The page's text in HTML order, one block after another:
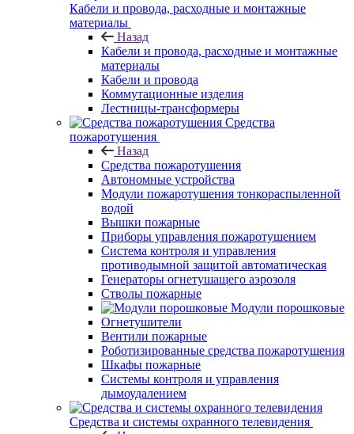
Кабели и провода, расходные и монтажные
материалы
Назад
Кабели и провода, расходные и монтажные
материалы
Кабели и провода
Коммутационные изделия
Лестницы-трансформеры
Средства
пожаротушения
Назад
Средства пожаротушения
Автономные устройства
Модули пожаротушения тонкораспыленной
водой
Вышки пожарные
Приборы управления пожаротушением
Система контроля и управления
противодымной защитой автоматическая
Генераторы огнетушащего аэрозоля
Стволы пожарные
Модули порошковые
Огнетушители
Вентили пожарные
Роботизированные средства пожаротушения
Шкафы пожарные
Системы контроля и управления
дымоудалением
Средства и системы охранного телевидения